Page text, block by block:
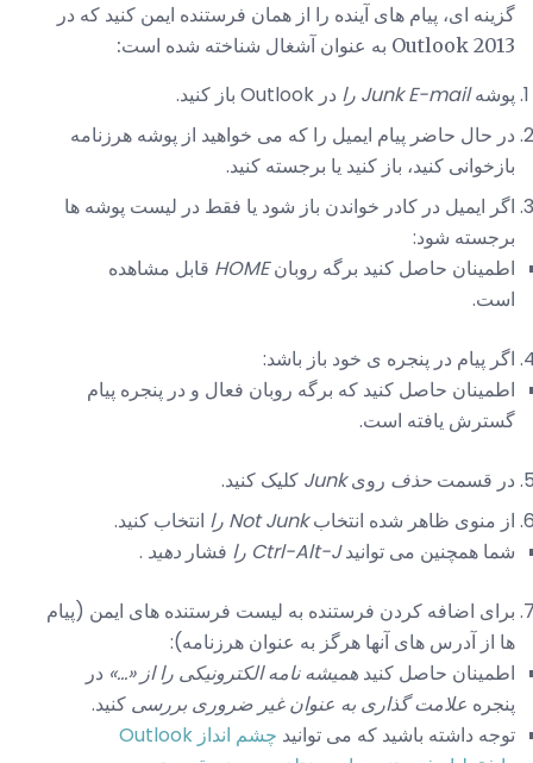
گزینه ای، پیام های آینده را از همان فرستنده ایمن کنید که در
Outlook 2013 به عنوان آشغال شناخته شده است:
پوشهJunk E-mail را
در Outlook باز کنید.
در حال حاضر پیام ایمیل را که می خواهید از پوشه هرزنامه
بازخوانی کنید، باز کنید یا برجسته کنید.
اگر ایمیل در کادر خواندن باز شود یا فقط در لیست پوشه ها
برجسته شود:
اطمینان حاصل کنید برگه روبانHOME قابل مشاهده
است.
اگر پیام در پنجره ی خود باز باشد:
اطمینان حاصل کنید که برگه روبان فعال و در پنجره پیام
گسترش یافته است.
در قسمت حذف رویJunk کلیک کنید.
از منوی ظاهر شده انتخابNot Junk را
انتخاب کنید.
شما همچنین می توانیدCtrl-Alt-J را فشار دهید .
برای اضافه کردن فرستنده به لیست فرستنده های ایمن (پیام
ها از آدرس های آنها هرگز به عنوان هرزنامه):
اطمینان حاصل کنید همیشه نامه الکترونیکی را از «...» در
پنجره علامت گذاری به عنوان غیر ضروری بررسی کنید.
توجه داشته باشید که می توانید
چشم انداز Outlook